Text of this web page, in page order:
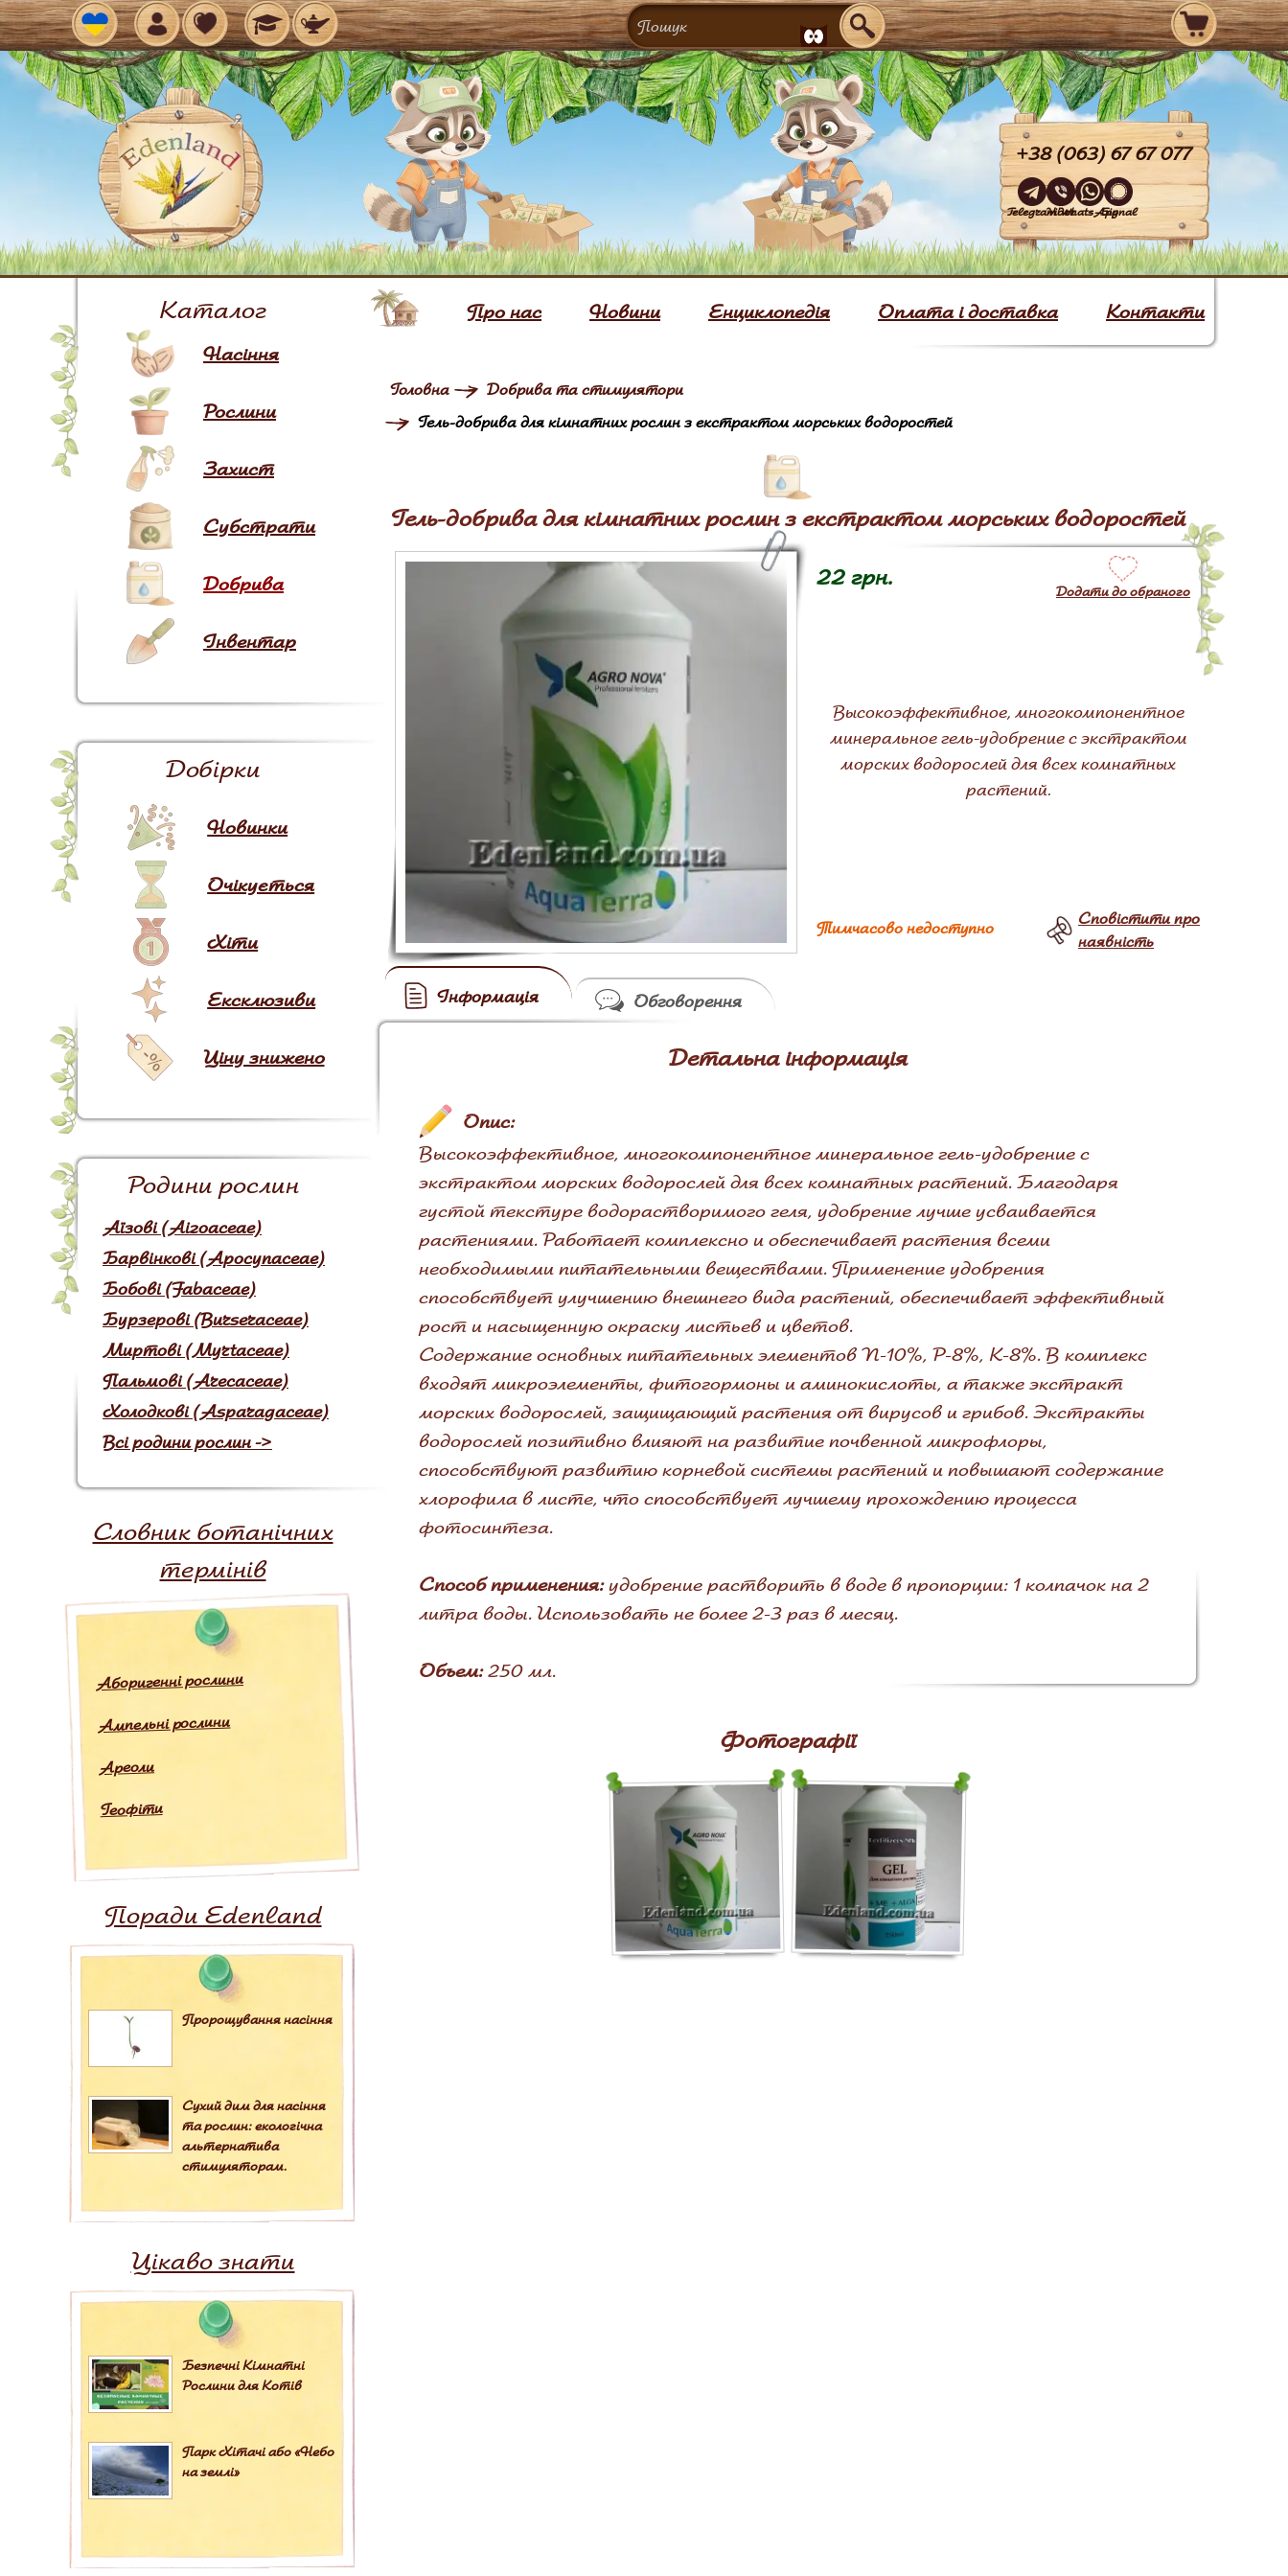
Рос
TelegramViberWhatsAppSignal
+38 (063) 67 67 077
Каталог
Насіння
Рослини
Захист
Субстрати
Добрива
Інвентар
Добірки
Новинки
Очікується
Хіти
Ексклюзиви
Ціну знижено
Родини рослин
Аїзові (Aizoaceae)
Барвінкові (Apocynaceae)
Бобові (Fabaceae)
Бурзерові (Burseraceae)
Миртові (Myrtaceae)
Пальмові (Arecaceae)
Холодкові (Asparagaceae)
Всі родини рослин ->
Словник ботанічних
термінів
Аборигенні рослини
Ампельні рослини
Ареоли
Геофіти
Поради Edenland
Пророщування насіння
Сухий дим для насіння
та рослин: екологічна
альтернатива
стимуляторам.
Цікаво знати
Безпечні Кімнатні
Рослини для Котів
Парк Хітачі або «Небо
на землі»
Про нас Новини Енциклопедія Оплата і доставка Контакти
Головна
Добрива та стимулятори
Гель-добрива для кімнатних рослин з екстрактом морських водоростей
Гель-добрива для кімнатних рослин з екстрактом морських водоростей
22 грн.
Додати до обраного
Высокоэффективное, многокомпонентное
минеральное гель-удобрение с экстрактом
морских водорослей для всех комнатных
растений.
Тимчасово недоступно
Сповістити про
наявність
Інформація Обговорення
Детальна інформація
Опис:
Высокоэффективное, многокомпонентное минеральное гель-удобрение с
экстрактом морских водорослей для всех комнатных растений. Благодаря
густой текстуре водорастворимого геля, удобрение лучше усваивается
растениями. Работает комплексно и обеспечивает растения всеми
необходимыми питательными веществами. Применение удобрения
способствует улучшению внешнего вида растений, обеспечивает эффективный
рост и насыщенную окраску листьев и цветов.
Содержание основных питательных элементов N-10%, P-8%, K-8%. В комплекс
входят микроэлементы, фитогормоны и аминокислоты, а также экстракт
морских водорослей, защищающий растения от вирусов и грибов. Экстракты
водорослей позитивно влияют на развитие почвенной микрофлоры,
способствуют развитию корневой системы растений и повышают содержание
хлорофила в листе, что способствует лучшему прохождению процесса
фотосинтеза.
Способ применения:удобрение растворить в воде в пропорции: 1 колпачок на 2
литра воды. Использовать не более 2-3 раз в месяц.
Объем:250 мл.
Фотографії